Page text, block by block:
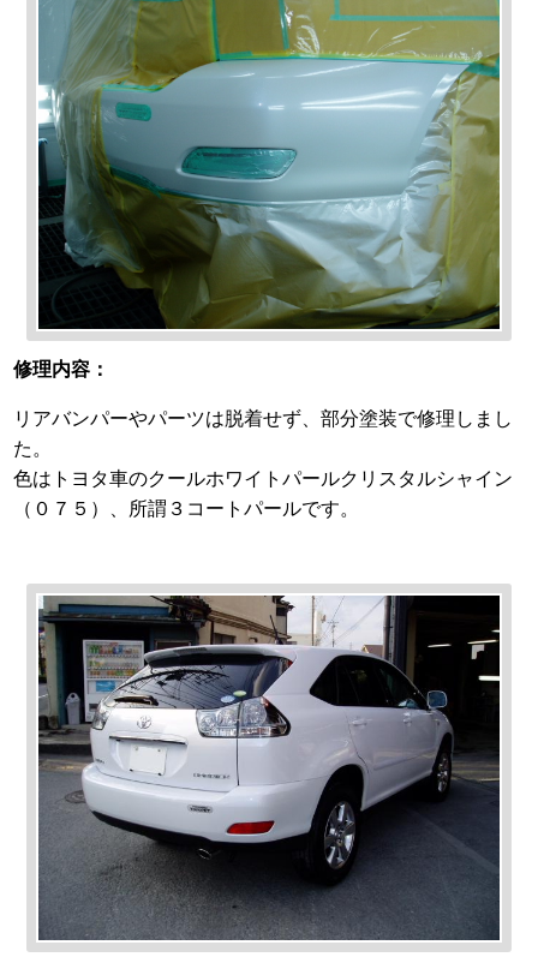
修理内容：
リアバンパーやパーツは脱着せず、部分塗装で修理しまし
た。
色はトヨタ車のクールホワイトパールクリスタルシャイン
（０７５）、所謂３コートパールです。